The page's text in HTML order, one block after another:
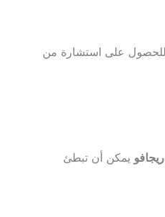
للحصول على استشارة من
يمكن أن تبطئ